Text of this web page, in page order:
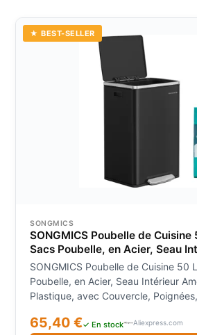
★ BEST-SELLER
SONGMICS
SONGMICS Poubelle de Cuisine
Sacs Poubelle, en Acier, Seau
en Plastique, avec Couvercle,
Fermeture en Douceur
SONGMICS Poubelle de Cuisine 50
Poubelle, en Acier, Seau Intérieur
Plastique, avec Couvercle,
65,40 €✓ En stock Aliexpress.com